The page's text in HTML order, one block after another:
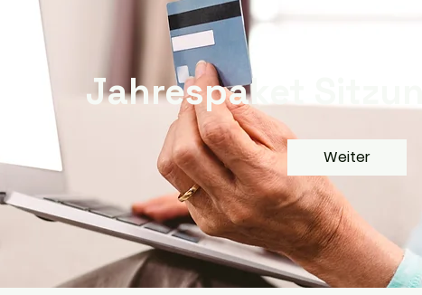
Jahrespaket
Weiter